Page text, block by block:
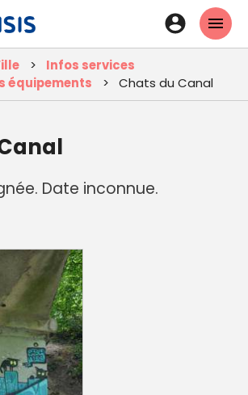
contenu
principal
En-
tête
-
Infos services
équipements
Chats du Canal
Date inconnue.